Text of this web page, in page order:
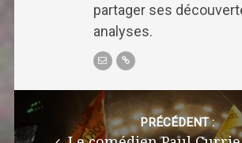
partager ses
analyses.
Post
navigation
PRÉCÉDENT :